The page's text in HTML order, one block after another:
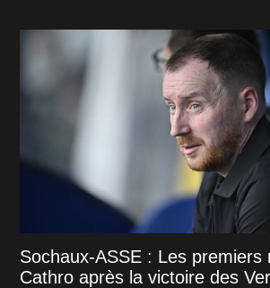
Sochaux-ASSE : Les premiers
Cathro après la victoire des